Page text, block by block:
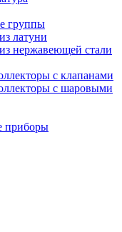
группы
латуни
нержавеющей стали
с клапанами
с шаровыми
приборы